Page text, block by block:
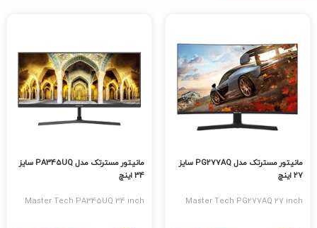
مانیتور مسترتک مدل PG277AQ سایز
27 اینچ
Master Tech PG277AQ 27 inch
مانیتور مسترتک مدل PA345UQ سایز
34 اینچ
Master Tech PA345UQ 34 inch